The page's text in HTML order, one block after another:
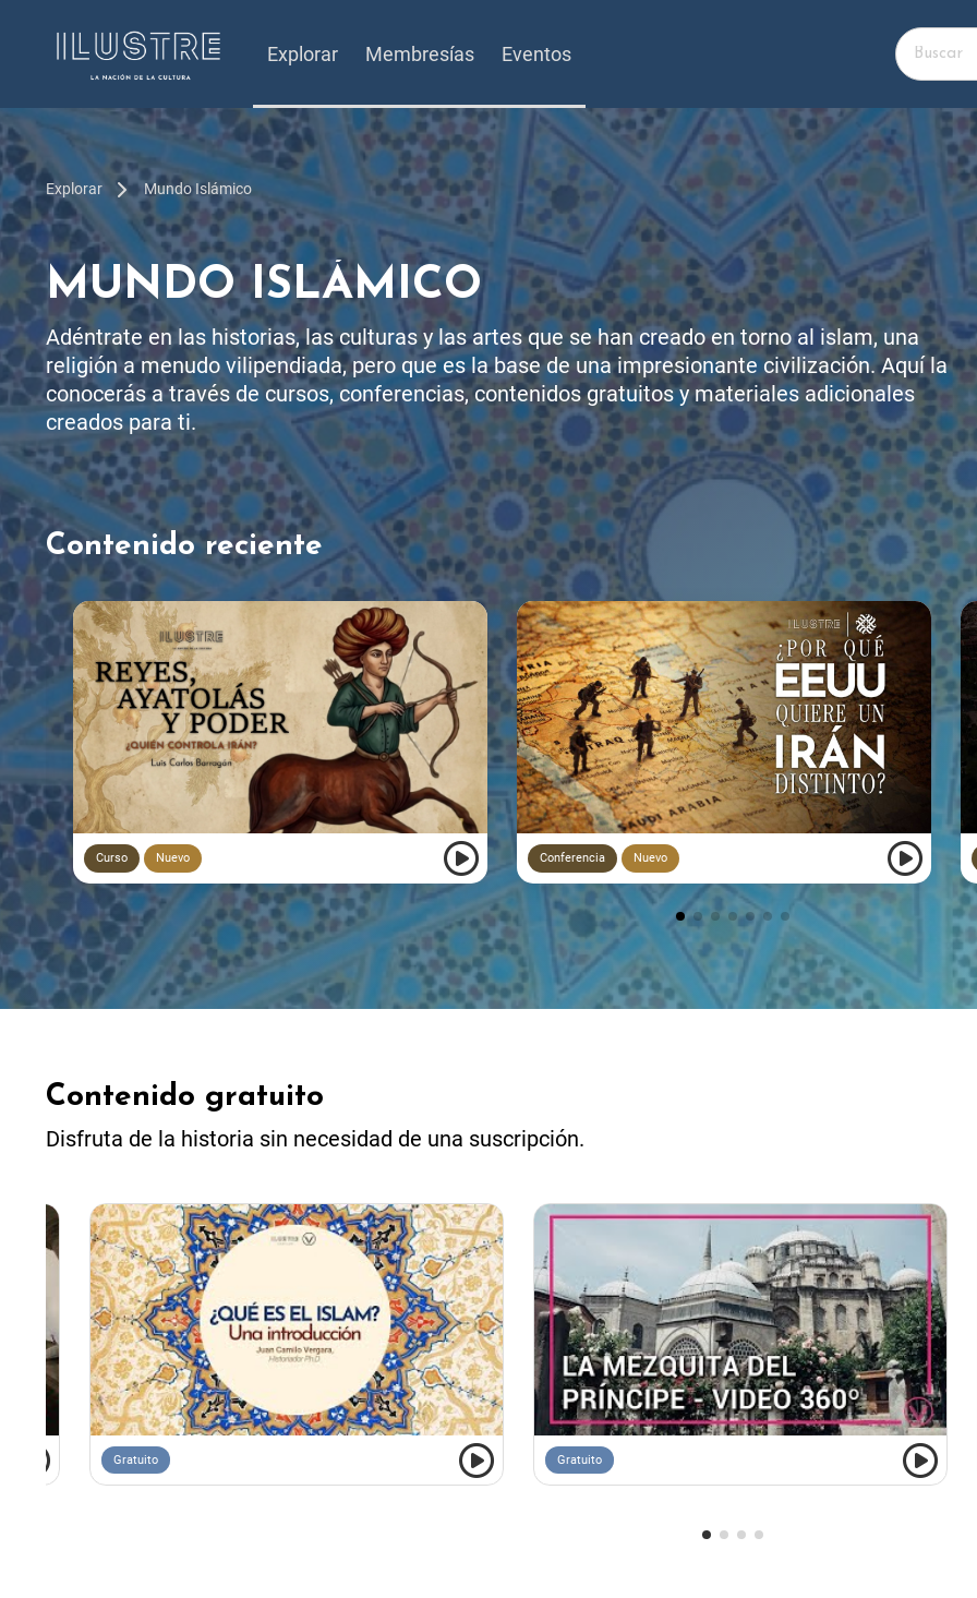
Explorar Membresías Eventos
Explorar Mundo Islámico
MUNDO ISLÁMICO
Adéntrate en las historias, las culturas y las artes que se han creado en torno al islam, una
religión a menudo vilipendiada, pero que es la base de una impresionante civilización. Aquí la
conocerás a través de cursos, conferencias, contenidos gratuitos y materiales adicionales
creados para ti.
Contenido reciente
Curso Nuevo Conferencia Nuevo
Contenido gratuito
Disfruta de la historia sin necesidad de una suscripción.
Gratuito Gratuito